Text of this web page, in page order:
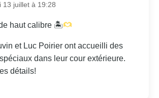
13 juillet à 19:28
haut calibre 🏝
et Luc Poirier ont accueilli des
dans leur cour extérieure.
détails!